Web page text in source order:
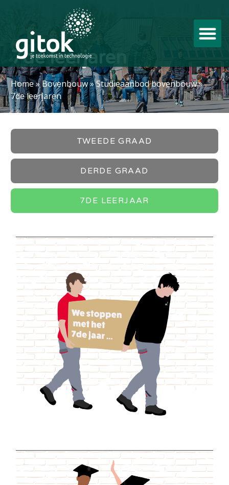
7de leerjaren
Home»Bovenbouw»Studieaanbod bovenbouw»
7de leerjaren
TWEEDE GRAAD
DERDE GRAAD
7DE LEERJAAR